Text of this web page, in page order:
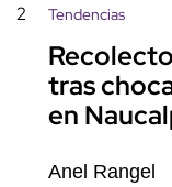
2 Tendencias
tras
en
Anel Rangel